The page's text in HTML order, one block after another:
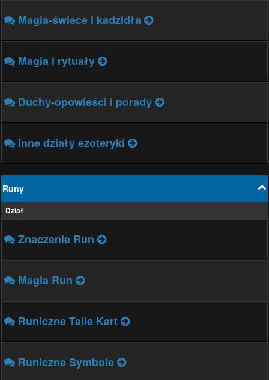
Magia-świece i kadzidła
Magia i rytuały
Duchy-opowieści i porady
Inne działy ezoteryki
Runy
Dział
Znaczenie Run
Magia Run
Runiczne Talie Kart
Runiczne Symbole